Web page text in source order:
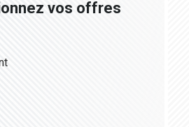
vos offres